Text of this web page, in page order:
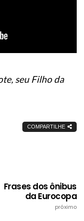
seu Filho da
COMPARTILHE
Frases dos ônibus
da Eurocopa
próximo